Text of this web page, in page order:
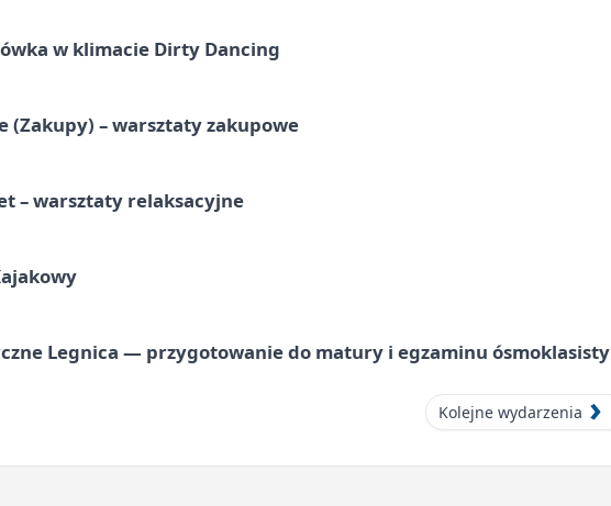
w klimacie Dirty Dancing
(Zakupy) – warsztaty zakupowe
– warsztaty relaksacyjne
Legnica — przygotowanie do matury i egzaminu ósmoklasisty
Kolejne wydarzenia